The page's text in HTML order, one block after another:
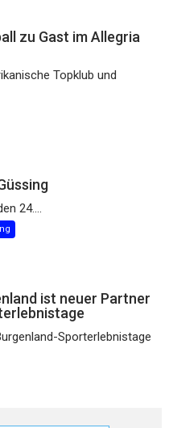
zu Gast im Allegria
Topklub und
24....
ist neuer Partner
Sporterlebnistage